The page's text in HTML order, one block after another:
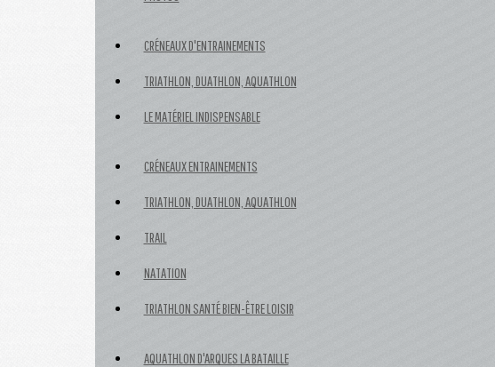
CRÉNEAUX D'ENTRAINEMENTS
TRIATHLON, DUATHLON, AQUATHLON
LE MATÉRIEL INDISPENSABLE
CRÉNEAUX ENTRAINEMENTS
TRIATHLON, DUATHLON, AQUATHLON
TRAIL
NATATION
TRIATHLON SANTÉ BIEN-ÊTRE LOISIR
AQUATHLON D'ARQUES LA BATAILLE